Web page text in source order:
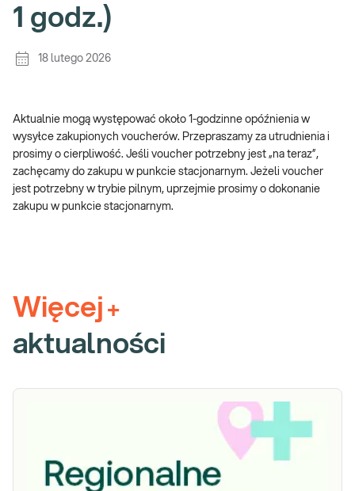
1 godz.)
18 lutego 2026
Aktualnie mogą występować około 1-godzinne opóźnienia w
wysyłce zakupionych voucherów. Przepraszamy za utrudnienia i
prosimy o cierpliwość. Jeśli voucher potrzebny jest „na teraz”,
zachęcamy do zakupu w punkcie stacjonarnym. Jeżeli voucher
jest potrzebny w trybie pilnym, uprzejmie prosimy o dokonanie
zakupu w punkcie stacjonarnym.
Więcej +
aktualności